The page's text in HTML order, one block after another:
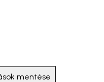
mentése